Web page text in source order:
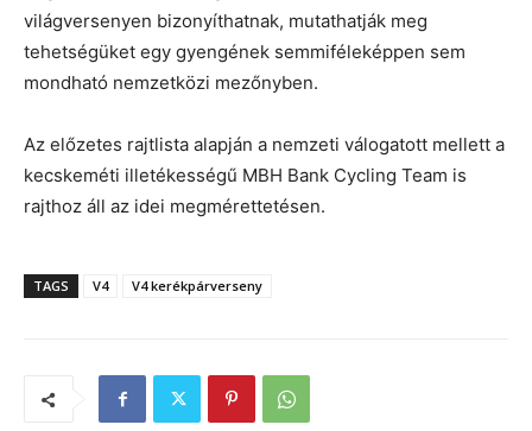
világversenyen bizonyíthatnak, mutathatják meg
tehetségüket egy gyengének semmiféleképpen sem
mondható nemzetközi mezőnyben.
Az előzetes rajtlista alapján a nemzeti válogatott mellett a
kecskeméti illetékességű MBH Bank Cycling Team is
rajthoz áll az idei megmérettetésen.
TAGS V4 V4 kerékpárverseny